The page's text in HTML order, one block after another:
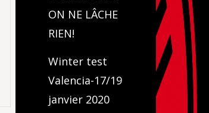
ON NE LÂCHE
RIEN!
Winter test
Valencia-17/19
janvier 2020